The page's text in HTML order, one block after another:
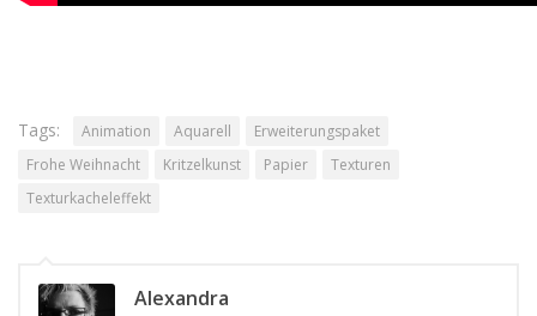
Tags: Animation Aquarell
Erweiterungspaket
Frohe Weihnacht
Kritzelkunst Papier
Texturen
Texturkacheleffekt
Alexandra